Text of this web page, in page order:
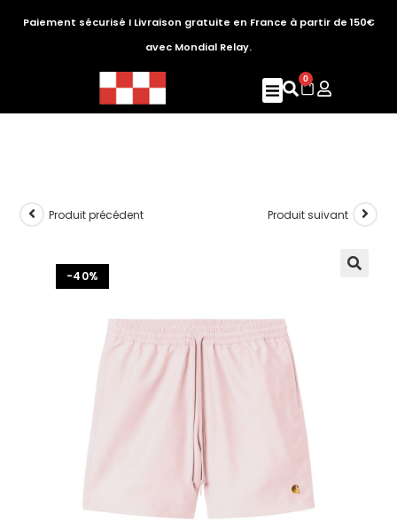
Paiement sécurisé I Livraison gratuite en France à partir de 150€
avec Mondial Relay.
0
-40%
Produit précédent Produit suivant